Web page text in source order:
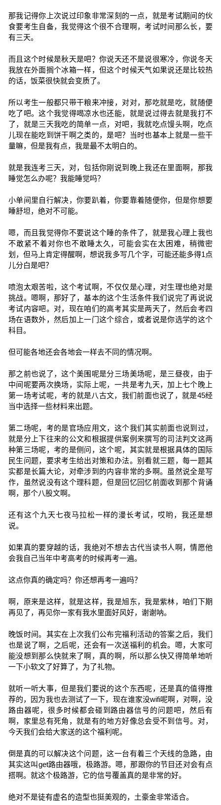
那我记得你上次说过印象非常深刻的一点，就是考试期间的伙
食要考生自备，我觉得这个很不合理啊，考试时间那么长，要
有三天。
而且这个时候是秋天是吧？你说天还不是说很寒冷，你说冬天
我放在外面搁个冰箱一样，但这个时候天气如果说还是比较热
的话，饭菜很快就会变质了。
所以考生一般都只带干粮来冲接，对对，那吃就是吃，就随便
吃了吧。这个我觉得喝凉水也还能，就是说过得去就是我打不
了，就是三天我吃的简单一点，对吧，我就吃点馒头啊，吃点
儿现在能吃到饼干啊之类的，是吧？当时也基本上就是一些干
量嘛，但是我有点，我是最不太明白的。
就是我连考三天，对，包括你刚说到晚上我还在里面啊，那我
睡觉怎么办呢？我能睡觉吗？
小单间里自行解决，你要趴着，你要靠着随便你，但是你想要
睡舒坦，绝对不可能。
嗯，而且我觉得你不要说这个睡的条件了，就是我心理上我也
不敢紧不着对你也不敢睡太久，可能会实在太困难，稍微密
划，但马上肯定得醒啊，想说我多写几个字，可能还能多得1点
儿分白是吧？
喷泡太艰苦啦，这个考试啊，不仅仅是心理，对生理也绝对是
挑战。嗯啊，那好了，基本的这个生活条件我们说完了再说说
考试内容吧。对，现在咱们的高考其实是两天了，然后会考四
场在语数外，然后加上一门这个综合，或者说是你选学的这个
科目。
但可能各地还会各地会一样去不同的情况啊。
那之前也说了，这个美围呢是分三场美场呢，是三昼夜，由于
中间呢要两次换场，实际上呢，一共是考九天，加上七个晚上
第一场考试呢，考的就是八古文，我们前面也说了，就是45经
当中选择一些材料来出题。
第二场呢，考的是官场应用文，这个我们其实前面也说到过，
就是分上下往来的公文和根据提供案例来撰写的司法判文这两
种第三场呢，考的是侧问，这个呢，其实就是根据具体的国际
民生问题，要求考生给出对策和办法。别看就三题，每一题其
实都是长篇大论，对牵涉到的内容非常的多啊。虽然说全是写
作，虽然说没有这个理科题，但是回忆回忆前面收到那个背诵
啊，那个八股文啊。
还有这个九天七夜马拉松一样的漫长考试，哎哟，我还是想
说。
如果真的要穿越的话，我绝对不想去古代当读书人啊，情愿他
会我自己当年中考高考的时候再考一遍。
这点你真的确定吗？你还想再考一遍吗？
啊，原来是这样，就是这样，我是旭东，我是紫林，咱们下期
再见了，再见你一家有我水里面好风好，谢谢呐。
晚饭时间。其实在上次我们公布完福利活动的答案之后，我们
也是说了啊，之后呢，还会有一次送福利的机会。嗯，大家可
能没想到那么快就来了啊，真的啊，所以那么快又得简单地听
一下小软文了好算了，为了礼物。
就听一听大事，但是我们要说的这个东西呢，还是真的值得推
荐的，因为我也去测试了一下，现在谁家没wifi呢啊，对啊，没
路由器呢，很多时候都会碰到路由器信号的问题吧，然后有
啊，家里总有死角，就是有的地方好像总会受不到信号。对，
今天我们会给大家送的这个福利呢。
倒是真的可以解决这个问题，这一台有着三个天线的急路，由
其实这叫get路由器哦，极路游。嗯，那跟你的节目还对会有点
搭啊。就这个极路游，它的信号覆盖真的是非常的好。
绝对不是徒有虚名的造型也挺美观的，土豪金非常适合。